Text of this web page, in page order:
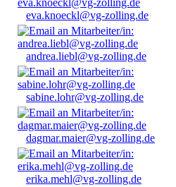
eva.knoeckl@vg-zolling.de
andrea.liebl@vg-zolling.de
sabine.lohr@vg-zolling.de
dagmar.maier@vg-zolling.de
erika.mehl@vg-zolling.de